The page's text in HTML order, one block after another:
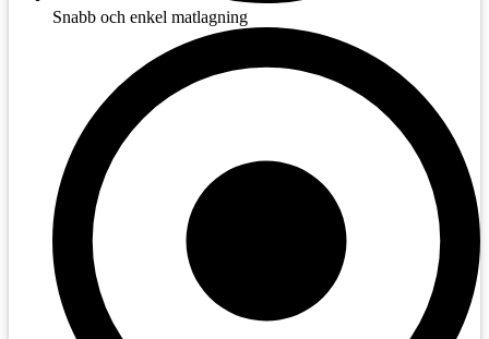
Snabb och enkel matlagning